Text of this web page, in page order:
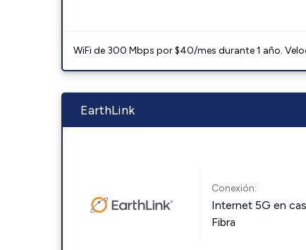
WiFi de 300 Mbps por $40/mes durante 1 año.
EarthLink
Conexión:
Internet 5G en
Fibra